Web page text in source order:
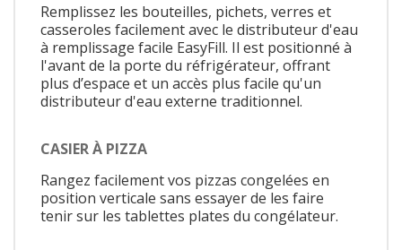
Remplissez les bouteilles, pichets, verres et
casseroles facilement avec le distributeur d'eau
à remplissage facile EasyFill. Il est positionné à
l'avant de la porte du réfrigérateur, offrant
plus d’espace et un accès plus facile qu'un
distributeur d'eau externe traditionnel.
CASIER À PIZZA
Rangez facilement vos pizzas congelées en
position verticale sans essayer de les faire
tenir sur les tablettes plates du congélateur.